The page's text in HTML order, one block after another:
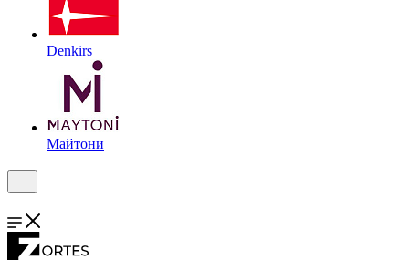
Denkirs
Майтони